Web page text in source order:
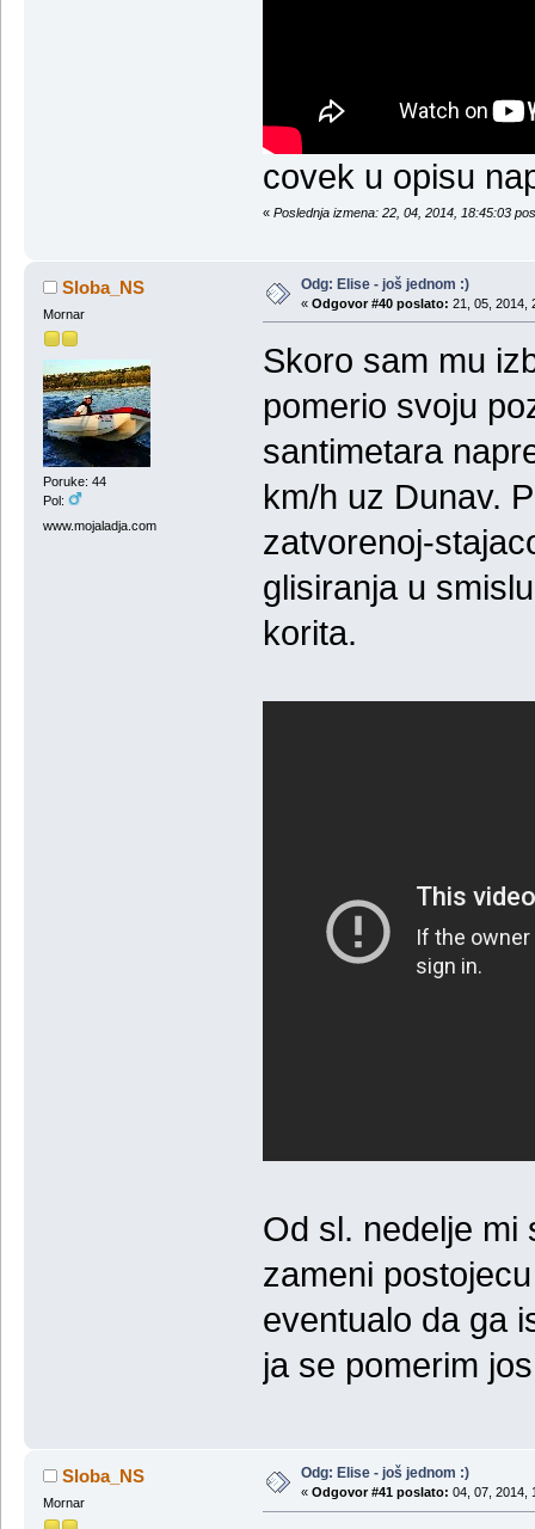
covek u opisu
« Poslednja izmena: 22, 04, 2014, 18:45:03
Sloba_NS
Mornar
Poruke: 44
Pol:
www.mojaladja.com
Odg: Elise - još jednom :)
« Odgovor #40 poslato: 21, 05, 2014,
Skoro sam mu
pomerio svoju
santimetara
km/h uz Dunav.
zatvorenoj-
glisiranja u
korita.
Od sl. nedelje mi
zameni
eventualo da ga
ja se pomerim
Sloba_NS
Mornar
Odg: Elise - još jednom :)
« Odgovor #41 poslato: 04, 07, 2014,